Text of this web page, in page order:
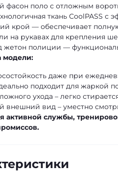
фасон поло с отложным
ткань CoolPASS с
крой — обеспечивает
на рукавах для крепления
полиции —
модели:
даже при
подходит для жаркой
ухода – легко
вид – уместно
активной службы,